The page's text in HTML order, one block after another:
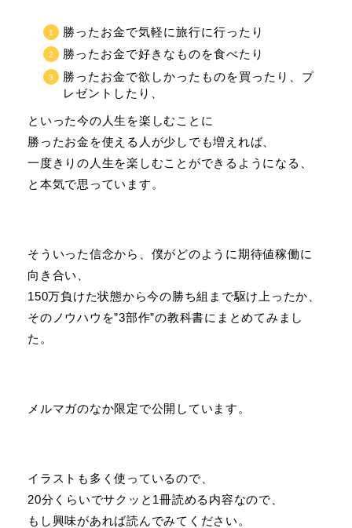
勝ったお金で気軽に旅行に行ったり
勝ったお金で好きなものを食べたり
勝ったお金で欲しかったものを買ったり、プ
レゼントしたり、
といった今の人生を楽しむことに
勝ったお金を使える人が少しでも増えれば、
一度きりの人生を楽しむことができるようになる、
と本気で思っています。
そういった信念から、僕がどのように期待値稼働に
向き合い、
150万負けた状態から今の勝ち組まで駆け上ったか、
そのノウハウを”3部作”の教科書にまとめてみまし
た。
メルマガのなか限定で公開しています。
イラストも多く使っているので、
20分くらいでサクッと1冊読める内容なので、
もし興味があれば読んでみてください。